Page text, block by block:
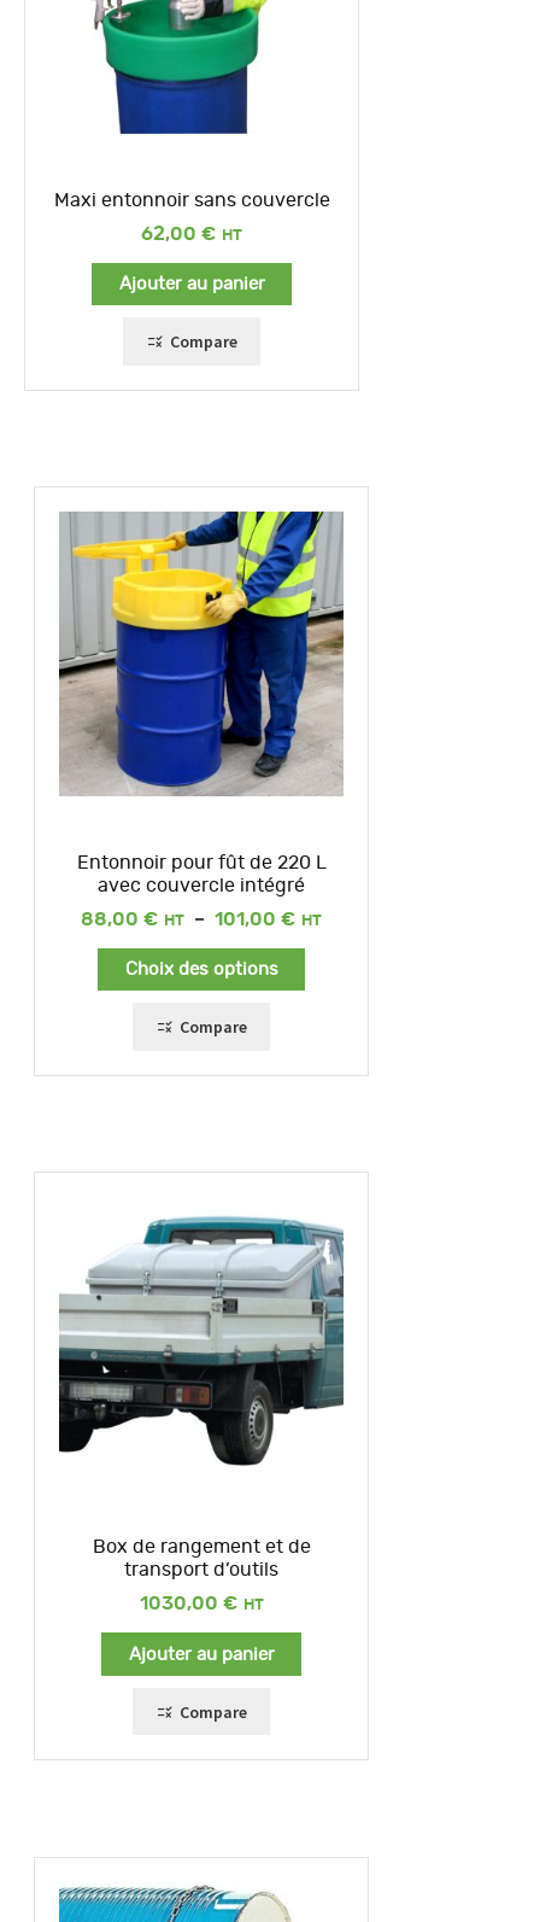
Maxi entonnoir sans couvercle
62,00 €
Ajouter au panier
Compare
Entonnoir pour fût de 220 L
avec couvercle intégré
88,00 € – 101,00 €
Plage
Choix des options
Compare
Box de rangement et de
transport d’outils
1030,00 €
Ajouter au panier
Compare